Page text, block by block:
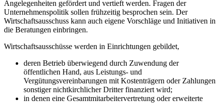
Angelegenheiten ge­fördert und vertieft werden. Fragen der
Unternehmenspolitik sollen frühzeitig besprochen sein. Der
Wirtschaftsausschuss kann auch eigene Vorschläge und Initiativen in
die Beratungen einbringen.
Wirtschaftsausschüsse werden in Einrichtungen gebildet,
deren Betrieb überwiegend durch Zuwendung der
öffentlichen Hand, aus Leistungs- und
Vergütungsvereinbarungen mit Kostenträgern oder Zahlungen
sonstiger nichtkirchlicher Dritter finanziert wird;
in denen eine Gesamtmitarbeitervertretung oder erweiterte